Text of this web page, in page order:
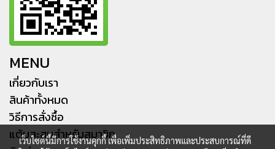
MENU
เกี่ยวกับเรา
สินค้าทั้งหมด
วิธีการสั่งซื้อ
แต้มสะสมสำหรับสมาชิก
เว็บไซต์นี้มีการใช้งานคุกกี้ เพื่อเพิ่มประสิทธิภาพและประสบการณ์ที่ดี